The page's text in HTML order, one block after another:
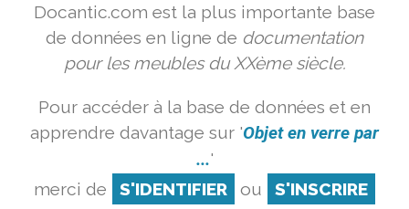
Docantic.com est la plus importante base
de données en ligne de documentation
pour les meubles du XXème siècle.
Pour accéder à la base de données et en
apprendre davantage sur 'Objet en verre par
...'
merci de
S'IDENTIFIER ou S'INSCRIRE